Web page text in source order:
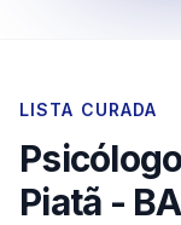
LISTA CURADA
Piatã - BA